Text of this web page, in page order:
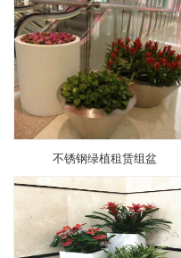
不锈钢绿植租赁组盆